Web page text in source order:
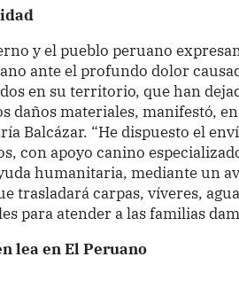
y el pueblo peruano
ante el profundo dolor
en su territorio, que han
daños materiales, manifestó,
Balcázar. “He dispuesto el
con apoyo canino
humanitaria, mediante un
trasladará carpas, víveres,
para atender a las familias
lea en El Peruano